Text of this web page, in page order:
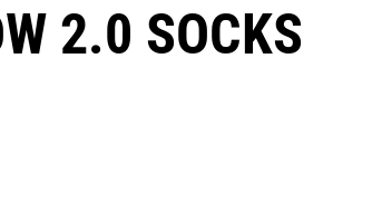
2.0 SOCKS